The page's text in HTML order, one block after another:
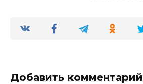
Добавить комментарий